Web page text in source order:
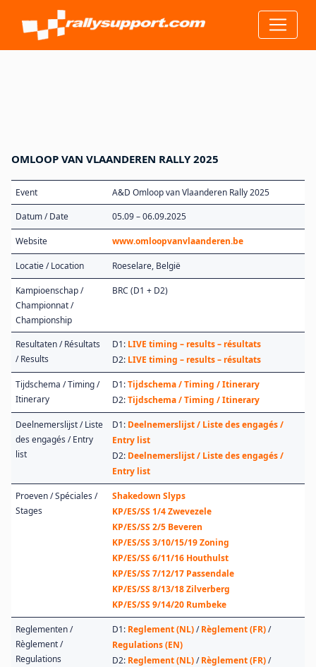
OMLOOP VAN VLAANDEREN RALLY 2025
Event
A&D Omloop van Vlaanderen Rally 2025
Datum / Date
05.09 – 06.09.2025
Website www.omloopvanvlaanderen.be
Locatie / Location Roeselare, België
Kampioenschap /
Championnat /
Championship
BRC (D1 + D2)
Resultaten / Résultats
/ Results
D1: LIVE timing – results – résultats
D2: LIVE timing – results – résultats
Tijdschema / Timing /
Itinerary
D1:Tijdschema / Timing / Itinerary
D2:Tijdschema / Timing / Itinerary
Deelnemerslijst / Liste
des engagés / Entry
list
D1: Deelnemerslijst / Liste des engagés /
Entry list
D2: Deelnemerslijst / Liste des engagés /
Entry list
Proeven / Spéciales /
Stages
Shakedown Slyps
KP/ES/SS 1/4 Zwevezele
KP/ES/SS 2/5 Beveren
KP/ES/SS 3/10/15/19 Zoning
KP/ES/SS 6/11/16 Houthulst
KP/ES/SS 7/12/17 Passendale
KP/ES/SS 8/13/18 Zilverberg
KP/ES/SS 9/14/20 Rumbeke
Reglementen /
Règlement /
Regulations
D1: Reglement (NL)/Règlement (FR)/
Regulations (EN)
D2: Reglement (NL)/Règlement (FR)/